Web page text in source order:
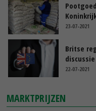
23-07-2021
Britse
discussie
22-07-2021
MARKTPRIJZEN